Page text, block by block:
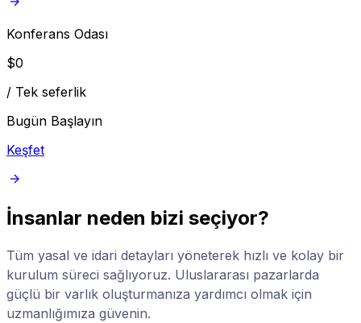
Konferans Odası
$0
/ Tek seferlik
Bugün Başlayın
Keşfet
İnsanlar neden bizi seçiyor?
Tüm yasal ve idari detayları yöneterek hızlı ve kolay bir
kurulum süreci sağlıyoruz. Uluslararası pazarlarda
güçlü bir varlık oluşturmanıza yardımcı olmak için
uzmanlığımıza güvenin.